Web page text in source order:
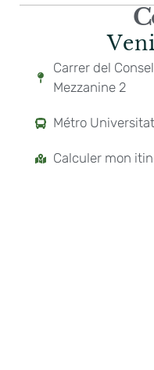
Carrer del
Mezzanine 2
Métro
Calculer mon